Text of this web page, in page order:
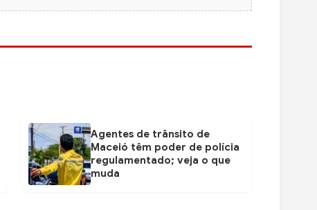
Agentes de trânsito de
Maceió têm poder de polícia
regulamentado; veja o que
muda